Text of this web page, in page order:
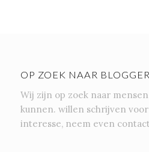
OP ZOEK NAAR
Wij zijn op zoek naar
kunnen. willen schrijven
interesse, neem even